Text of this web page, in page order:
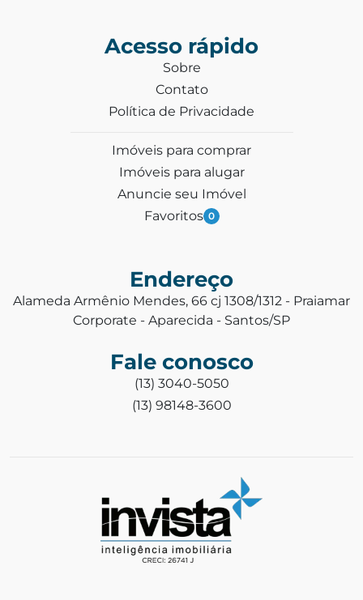
Acesso rápido
Sobre
Contato
Política de Privacidade
Imóveis para comprar
Imóveis para alugar
Anuncie seu Imóvel
Favoritos 0
Endereço
Alameda Armênio Mendes, 66 cj 1308/1312 - Praiamar
Corporate - Aparecida - Santos/SP
Fale conosco
(13) 3040-5050
(13) 98148-3600